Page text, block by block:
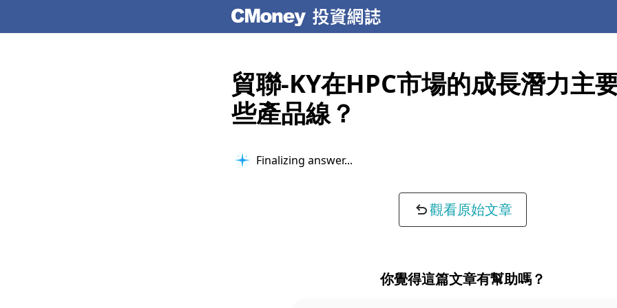
貿聯-KY在HPC市場的成長潛力主
些產品線？
Finalizing answer...
觀看原始文章
你覺得這篇文章有幫助嗎？